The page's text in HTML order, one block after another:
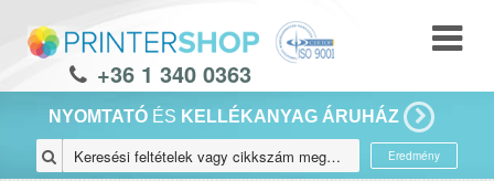
+36 1 340 0363
NYOMTATÓ ÉS KELLÉKANYAG ÁRUHÁZ
Eredmény